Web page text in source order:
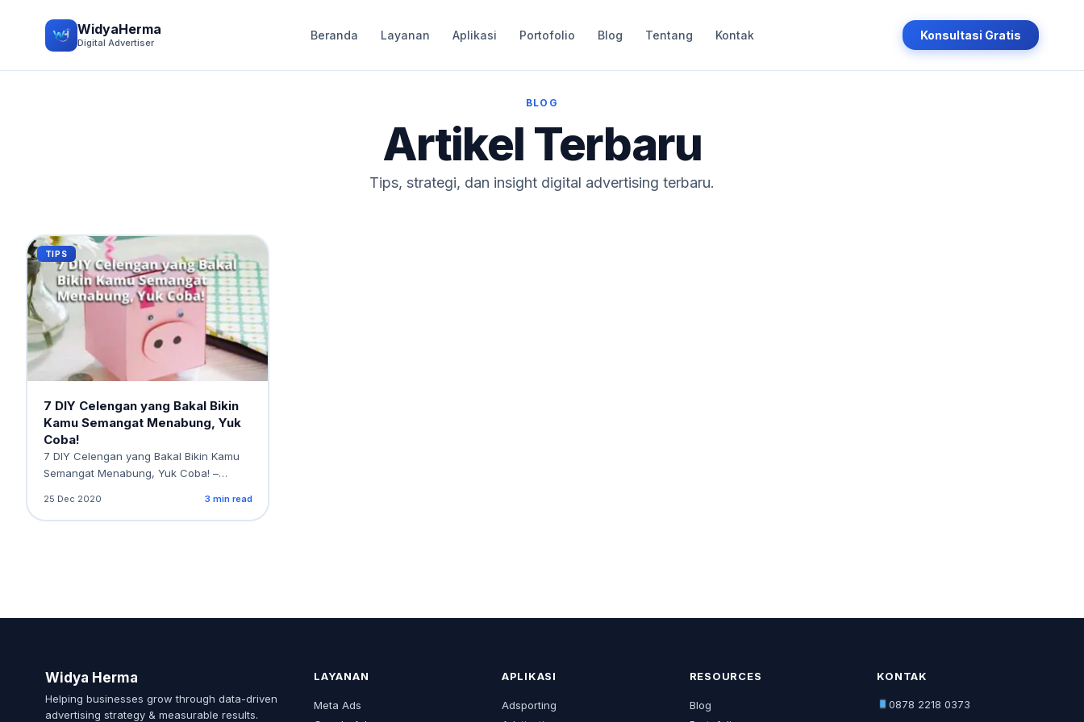
WidyaHerma
Digital Advertiser
Beranda Layanan Aplikasi Portofolio Blog Tentang Kontak Konsultasi Gratis
BLOG
Artikel Terbaru
Tips, strategi, dan insight digital advertising terbaru.
TIPS
7 DIY Celengan yang Bakal Bikin
Kamu Semangat Menabung, Yuk
Coba!
7 DIY Celengan yang Bakal Bikin Kamu
Semangat Menabung, Yuk Coba! –
25 Dec 2020 3 min read
Widya Herma
Helping businesses grow through data-driven
advertising strategy & measurable results.
LAYANAN
Meta Ads
APLIKASI
Adsporting
RESOURCES
Blog
KONTAK
0878 2218 0373